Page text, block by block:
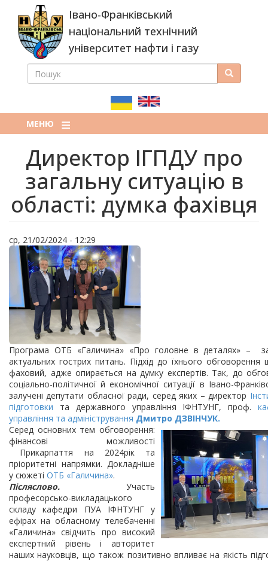
основного
вмісту
Івано-Франківський
національний технічний
університет нафти і газу
ПОШУКОВА
ПОШУК Пошук
МЕНЮ
Директор ІГПДУ про
загальну ситуацію в
області: думка фахівця
ср, 21/02/2024 - 12:29
Програма ОТБ «Галичина» «Про головне в деталях» –
актуальних гострих питань. Підхід до їхнього обговорення
фаховий, адже опирається на думку експертів. Так, до
соціально-політичної й економічної ситуації в Івано-
залучені депутати обласної ради, серед яких – директор
підготовки та державного управління ІФНТУНГ, проф.
управління та адміністрування Дмитро ДЗВІНЧУК.
Серед основних тем обговорення:
фінансові можливості
Прикарпаття на 2024рік та
пріоритетні напрямки. Докладніше
у сюжеті ОТБ «Галичина».
Післяслово. Участь
професорсько-викладацького
складу кафедри ПУА ІФНТУНГ у
ефірах на обласному телебаченні
«Галичина» свідчить про високий
експертний рівень і авторитет
наших науковців, що також позитивно впливає на якість